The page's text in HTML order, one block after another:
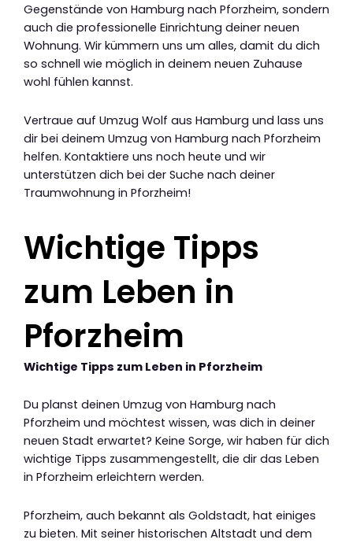
Gegenstände von Hamburg nach Pforzheim, sondern
auch die professionelle Einrichtung deiner neuen
Wohnung. Wir kümmern uns um alles, damit du dich
so schnell wie möglich in deinem neuen Zuhause
wohl fühlen kannst.
Vertraue auf Umzug Wolf aus Hamburg und lass uns
dir bei deinem Umzug von Hamburg nach Pforzheim
helfen. Kontaktiere uns noch heute und wir
unterstützen dich bei der Suche nach deiner
Traumwohnung in Pforzheim!
Wichtige Tipps
zum Leben in
Pforzheim
Wichtige Tipps zum Leben in Pforzheim
Du planst deinen Umzug von Hamburg nach
Pforzheim und möchtest wissen, was dich in deiner
neuen Stadt erwartet? Keine Sorge, wir haben für dich
wichtige Tipps zusammengestellt, die dir das Leben
in Pforzheim erleichtern werden.
Pforzheim, auch bekannt als Goldstadt, hat einiges
zu bieten. Mit seiner historischen Altstadt und dem